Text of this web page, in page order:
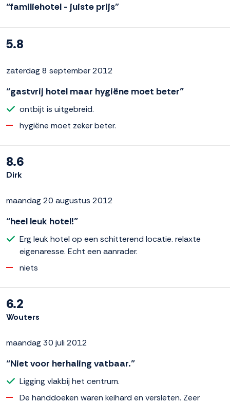
“familiehotel - juiste prijs”
5.8
zaterdag 8 september 2012
“gastvrij hotel maar hygiëne moet beter”
ontbijt is uitgebreid.
hygiëne moet zeker beter.
8.6
Dirk
maandag 20 augustus 2012
“heel leuk hotel!”
Erg leuk hotel op een schitterend locatie. relaxte
eigenaresse. Echt een aanrader.
niets
6.2
Wouters
maandag 30 juli 2012
“Niet voor herhaling vatbaar.”
Ligging vlakbij het centrum.
De handdoeken waren keihard en versleten. Zeer